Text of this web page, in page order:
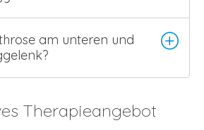
am unteren und
Therapieangebot